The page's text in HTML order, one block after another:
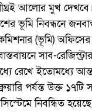
আলোর মুখ দেখবে।
ভূমি নিবন্ধনে
(ভূমি) অফিসের
সাব-
রেখে ইতোমধ্যে
পর্যন্ত উক্ত ১৭টি
সিস্টেমে নিবন্ধিত